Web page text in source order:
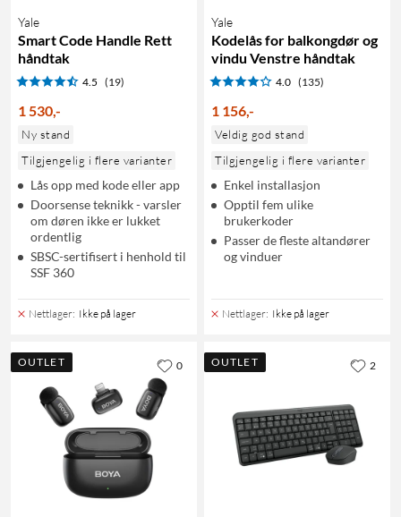
Yale
Smart Code Handle Rett
håndtak
4.5 (19)
1 530,-
Ny stand
Tilgjengelig i flere varianter
Lås opp med kode eller app
Doorsense teknikk - varsler
om døren ikke er lukket
ordentlig
SBSC-sertifisert i henhold til
SSF 360
Nettlager: Ikke på lager
Yale
Kodelås for balkongdør og
vindu Venstre håndtak
4.0 (135)
1 156,-
Veldig god stand
Tilgjengelig i flere varianter
Enkel installasjon
Opptil fem ulike
brukerkoder
Passer de fleste altandører
og vinduer
Nettlager: Ikke på lager
OUTLET 0 OUTLET 2